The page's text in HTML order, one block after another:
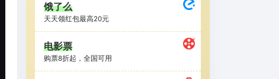
饿了么
天天领红包最高20元
电影票
购票8折起，全国可用